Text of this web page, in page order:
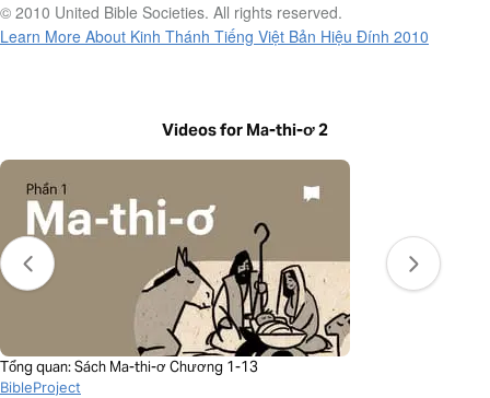
© 2010 United Bible Societies. All rights reserved.
Learn More About Kinh Thánh Tiếng Việt Bản Hiệu Đính 2010
Videos for Ma-thi-ơ 2
Tổng quan: Sách Ma-thi-ơ Chương 1-13
BibleProject